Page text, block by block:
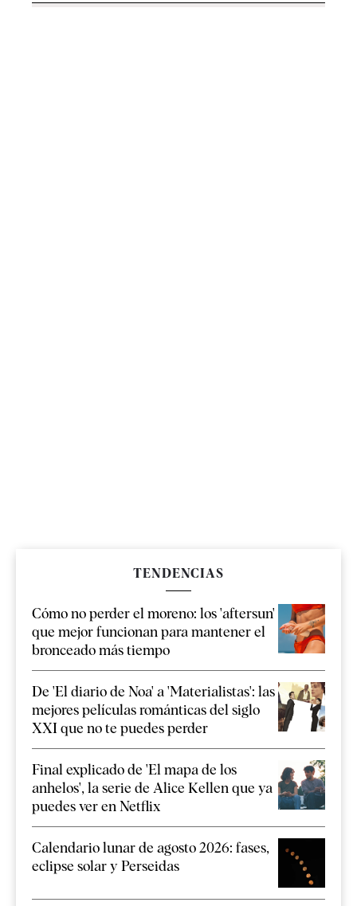
TENDENCIAS
Cómo no perder el moreno: los 'aftersun'
que mejor funcionan para mantener el
bronceado más tiempo
De 'El diario de Noa' a 'Materialistas': las
mejores películas románticas del siglo
XXI que no te puedes perder
Final explicado de 'El mapa de los
anhelos', la serie de Alice Kellen que ya
puedes ver en Netflix
Calendario lunar de agosto 2026: fases,
eclipse solar y Perseidas